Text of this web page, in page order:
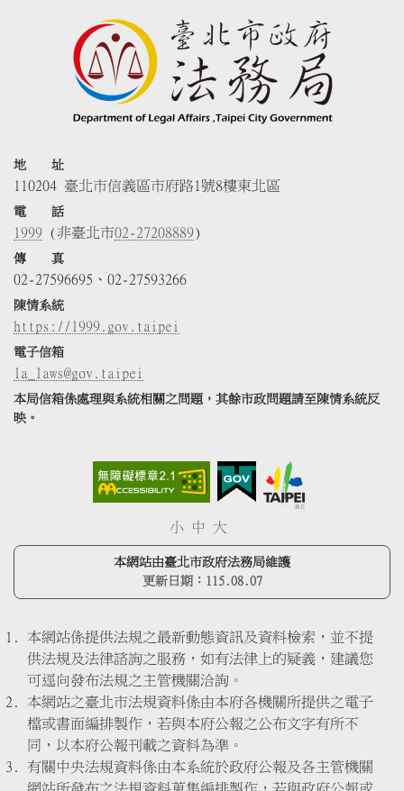
地 址
110204 臺北市信義區市府路1號8樓東北區
電 話
1999 (非臺北市02-27208889)
傳 真
02-27596695、02-27593266
陳情系統
https://1999.gov.taipei
電子信箱
la_laws@gov.taipei
本局信箱係處理與系統相關之問題，其餘市政問題請至陳情系統反
映。
小 中 大
本網站由臺北市政府法務局維護
更新日期： 115.08.07
本網站係提供法規之最新動態資訊及資料檢索，並不提
供法規及法律諮詢之服務，如有法律上的疑義，建議您
可逕向發布法規之主管機關洽詢。
本網站之臺北市法規資料係由本府各機關所提供之電子
檔或書面編排製作，若與本府公報之公布文字有所不
同，以本府公報刊載之資料為準。
有關中央法規資料係由本系統於政府公報及各主管機關
網站所發布之法規資料蒐集編排製作，若與政府公報或